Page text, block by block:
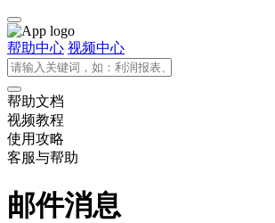
帮助中心 视频中心
帮助文档
视频教程
使用攻略
客服与帮助
邮件消息